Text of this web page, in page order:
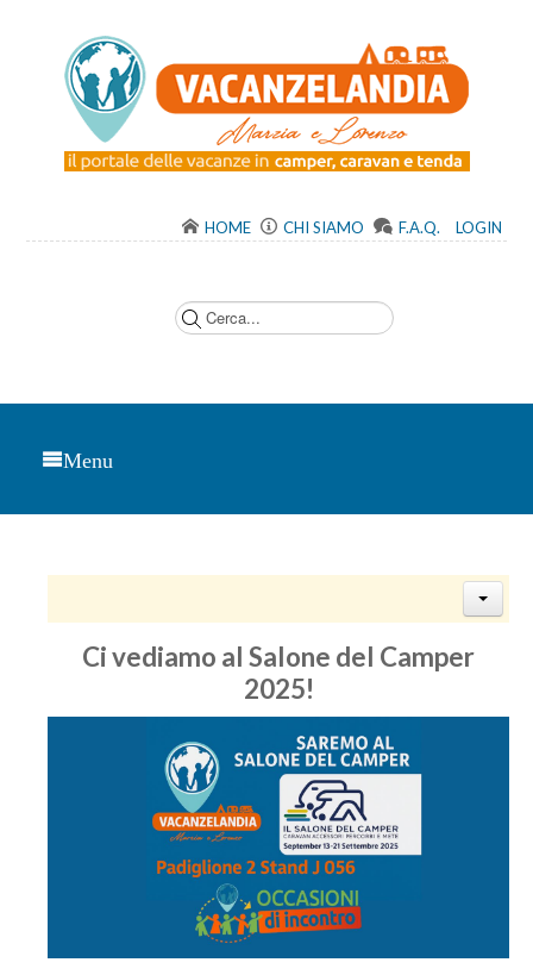
HOME CHI SIAMO F.A.Q. LOGIN
Menu
Ci vediamo al Salone del Camper
2025!